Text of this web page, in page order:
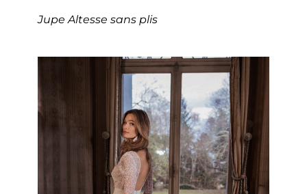
Jupe Altesse sans plis